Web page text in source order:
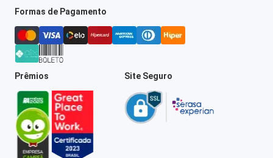
Formas de Pagamento
Prêmios Site Seguro